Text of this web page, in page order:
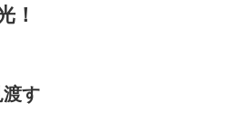
！
す